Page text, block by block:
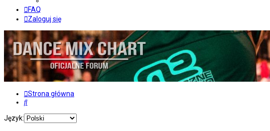
FAQ
Zaloguj się
Strona główna
Szukaj
Język: